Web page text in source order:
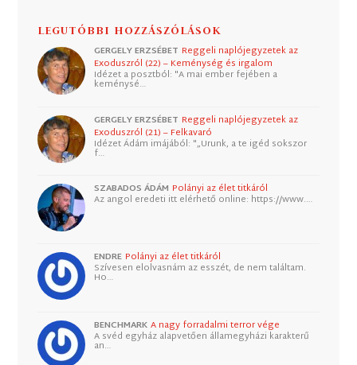
LEGUTÓBBI HOZZÁSZÓLÁSOK
GERGELY ERZSÉBET Reggeli naplójegyzetek az
Exoduszról (22) – Keménység és irgalom
Idézet a posztból: "A mai ember fejében a
keménysé…
GERGELY ERZSÉBET Reggeli naplójegyzetek az
Exoduszról (21) – Felkavaró
Idézet Ádám imájából: "„Urunk, a te igéd sokszor
f…
SZABADOS ÁDÁM Polányi az élet titkáról
Az angol eredeti itt elérhető online: https://www.…
ENDRE Polányi az élet titkáról
Szívesen elolvasnám az esszét, de nem találtam.
Ho…
BENCHMARK A nagy forradalmi terror vége
A svéd egyház alapvetően államegyházi karakterű
an…